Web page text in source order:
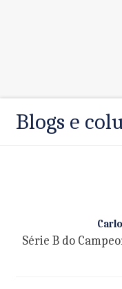
Blogs e
Série B do